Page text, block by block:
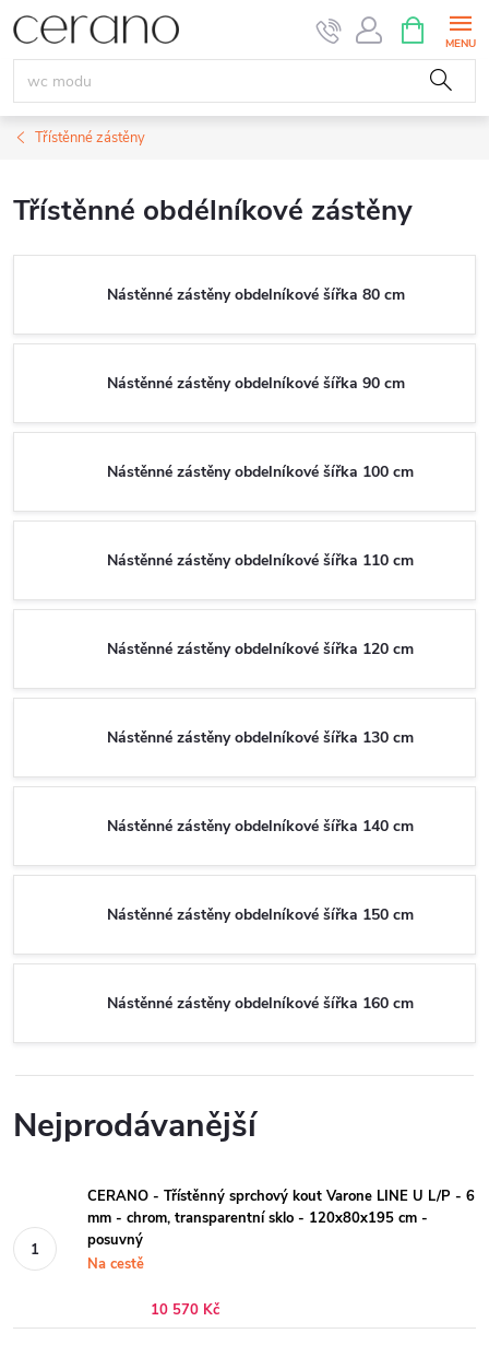
Přejít
na
obsah
NÁKUPNÍ
KOŠÍK
Třístěnné zástěny
Třístěnné obdélníkové zástěny
Nástěnné zástěny obdelníkové šířka 80 cm
Nástěnné zástěny obdelníkové šířka 90 cm
Nástěnné zástěny obdelníkové šířka 100 cm
Nástěnné zástěny obdelníkové šířka 110 cm
Nástěnné zástěny obdelníkové šířka 120 cm
Nástěnné zástěny obdelníkové šířka 130 cm
Nástěnné zástěny obdelníkové šířka 140 cm
Nástěnné zástěny obdelníkové šířka 150 cm
Nástěnné zástěny obdelníkové šířka 160 cm
Nejprodávanější
CERANO - Třístěnný sprchový kout Varone LINE U L/P - 6
mm - chrom, transparentní sklo - 120x80x195 cm -
posuvný
Na cestě
10 570 Kč